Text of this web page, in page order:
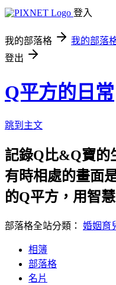
登入
我的部落格 我的部落
登出
Q平方的日常
跳到主文
記錄Q比&Q寶的
有時相處的畫面
的Q平方，用智
部落格全站分類： 婚姻育
相簿
部落格
名片